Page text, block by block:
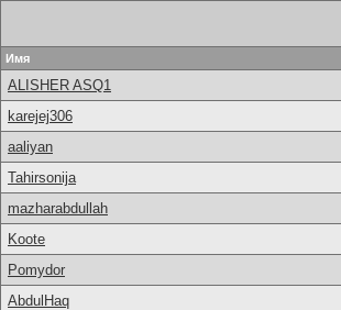
Имя
ALISHER ASQ1
karejej306
aaliyan
Tahirsonija
mazharabdullah
Koote
Pomydor
AbdulHaq